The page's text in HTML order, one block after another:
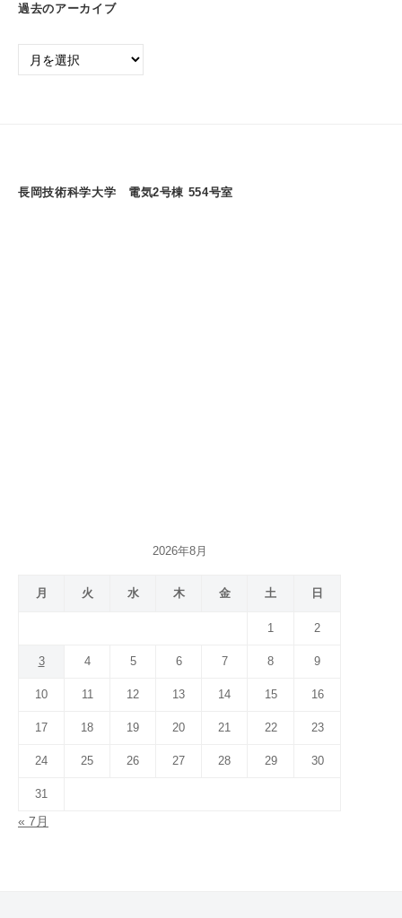
過去のアーカイブ
過
ブ
長岡技術科学大学 電気2号棟 554号室
2026年8月
月 火 水 木 金 土 日
1 2
3 4 5 6 7 8 9
10 11 12 13 14 15 16
17 18 19 20 21 22 23
24 25 26 27 28 29 30
31
« 7月